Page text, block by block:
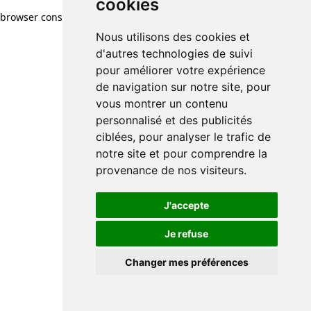
cookies
Nous utilisons des cookies et
d'autres technologies de suivi
pour améliorer votre expérience
de navigation sur notre site, pour
vous montrer un contenu
personnalisé et des publicités
ciblées, pour analyser le trafic de
notre site et pour comprendre la
provenance de nos visiteurs.
J'accepte
Je refuse
Changer mes préférences
browser console for more information)